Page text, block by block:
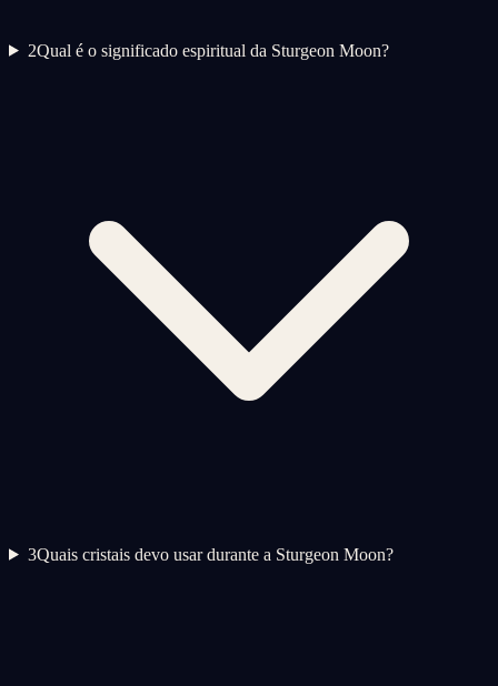
2Qual é o significado espiritual da Sturgeon Moon?
3Quais cristais devo usar durante a Sturgeon Moon?